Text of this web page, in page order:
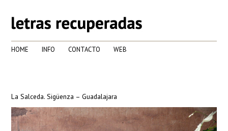
HOME INFO CONTACTO WEB
La Salceda. Sigüenza – Guadalajara